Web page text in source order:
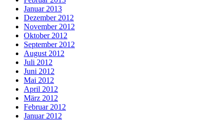
Januar 2013
Dezember 2012
November 2012
Oktober 2012
September 2012
August 2012
Juli 2012
Juni 2012
Mai 2012
April 2012
März 2012
Februar 2012
Januar 2012